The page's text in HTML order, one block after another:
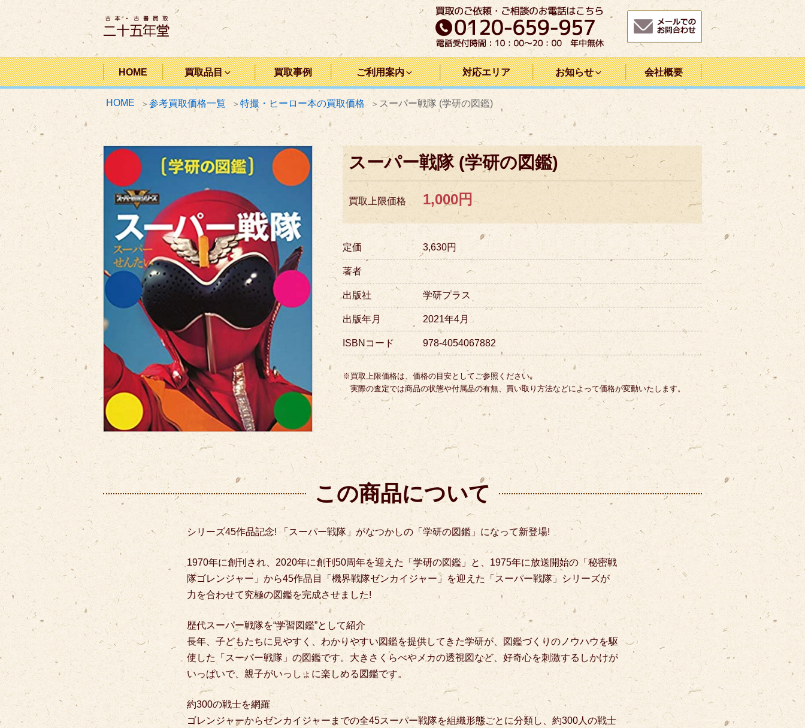
コ
ン
テ
ン
ツ
へ
ス
キ
プ
二十五年堂
HOME 買取品目 買取事例 ご利用案内 対応エリア お知らせ 会社概要
HOME 参考買取価格一覧 特撮・ヒーロー本の買取価格 スーパー戦隊 (学研の図鑑)
スーパー戦隊 (学研の図鑑)
買取上限価格 1,000円
定価 3,630円
著者
出版社 学研プラス
出版年月 2021年4月
ISBNコード 978-4054067882
※買取上限価格は、価格の目安としてご参照ください。
実際の査定では商品の状態や付属品の有無、買い取り方法などによって価格が変動いたします。
この商品について
シリーズ45作品記念! 「スーパー戦隊」がなつかしの「学研の図鑑」になって新登場!
1970年に創刊され、2020年に創刊50周年を迎えた「学研の図鑑」と、1975年に放送開始の「秘密戦
隊ゴレンジャー」から45作品目「機界戦隊ゼンカイジャー」を迎えた「スーパー戦隊」シリーズが
力を合わせて究極の図鑑を完成させました!
歴代スーパー戦隊を“学習図鑑”として紹介
長年、子どもたちに見やすく、わかりやすい図鑑を提供してきた学研が、図鑑づくりのノウハウを駆
使した「スーパー戦隊」の図鑑です。大きさくらべやメカの透視図など、好奇心を刺激するしかけが
いっぱいで、親子がいっしょに楽しめる図鑑です。
約300の戦士を網羅
ゴレンジャーからゼンカイジャーまでの全45スーパー戦隊を組織形態ごとに分類し、約300人の戦士